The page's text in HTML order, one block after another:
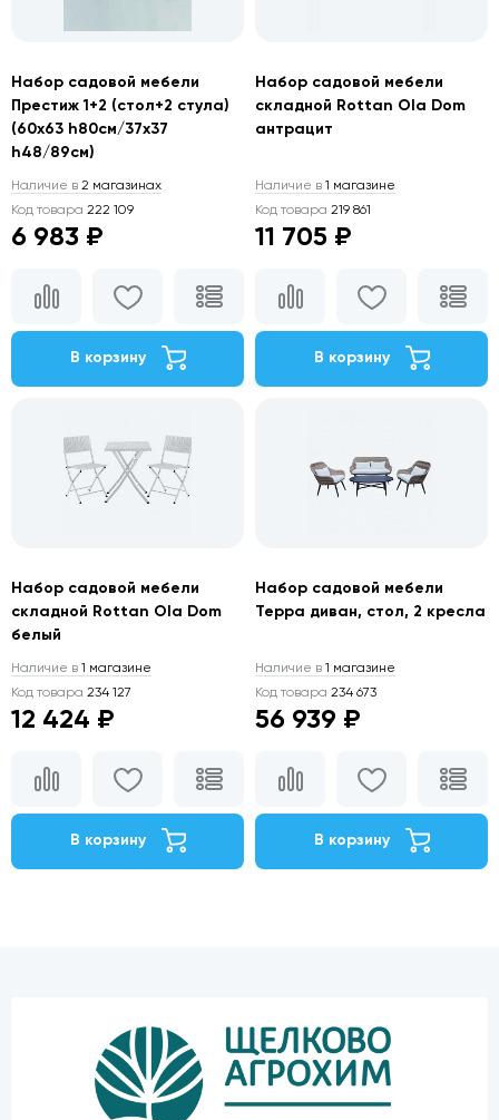
Набор садовой мебели
Престиж 1+2 (стол+2 стула)
(60х63 h80см/37х37
h48/89см)
Наличие в 2 магазинах
Код товара 222 109
6 983 ₽
В корзину
Набор садовой мебели
складной Rottan Ola Dom
антрацит
Наличие в 1 магазине
Код товара 219 861
11 705 ₽
В корзину
Набор садовой мебели
складной Rottan Ola Dom
белый
Наличие в 1 магазине
Код товара 234 127
12 424 ₽
В корзину
Набор садовой мебели
Терра диван, стол, 2 кресла
Наличие в 1 магазине
Код товара 234 673
56 939 ₽
В корзину